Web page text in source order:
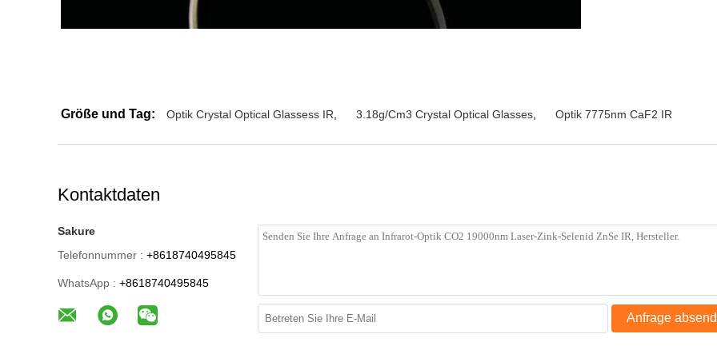
Größe und Tag: Optik Crystal Optical Glassess IR 3.18g/Cm3 Crystal Optical Glasses Optik 7775nm CaF2 IR
Kontaktdaten
Sakure
Telefonnummer : +8618740495845
WhatsApp : +8618740495845
Anfrage